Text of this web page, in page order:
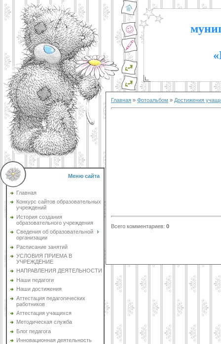
Меню сайта
Главная
Конкурс сайтов образовательных
учреждений
История создания
образовательного учреждения
Сведения об образовательной
организации
Расписание занятий
УСЛОВИЯ ПРИЕМА В
УЧРЕЖДЕНИЕ
НАПРАВЛЕНИЯ ДЕЯТЕЛЬНОСТИ
Наши педагоги
Наши достижения
Аттестация педагогических
работников
Аттестация учащихся
Методическая служба
Блог педагога
Инновационная деятельность
Главная » Фотоальбом » Достижения
Всего комментариев: 0